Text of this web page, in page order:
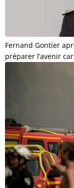
Fernand Gontier
préparer l’avenir